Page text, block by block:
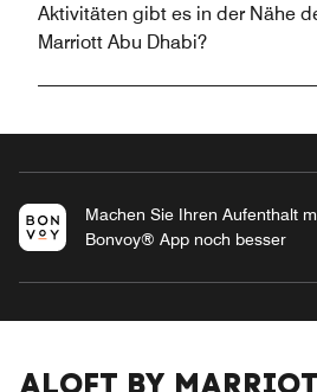
Aktivitäten gibt es in der Nähe
Marriott Abu Dhabi?
Machen Sie Ihren Aufenthalt
Bonvoy® App noch besser
ALOFT BY